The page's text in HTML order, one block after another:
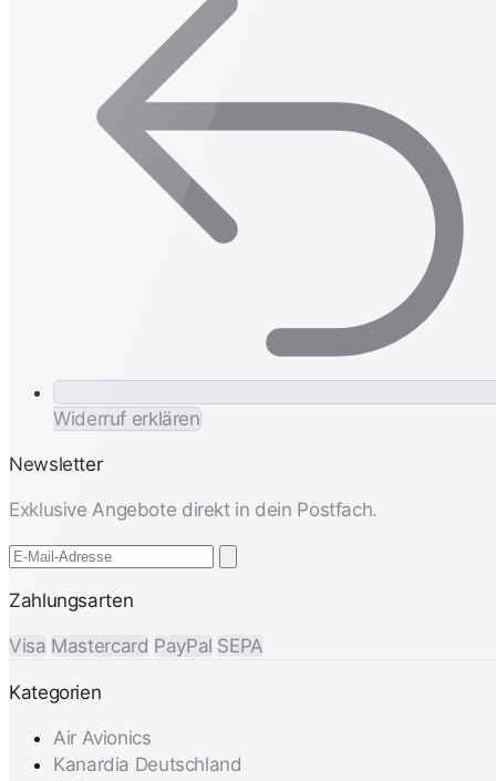
Widerruf erklären
Newsletter
Exklusive Angebote direkt in dein Postfach.
Zahlungsarten
Visa Mastercard PayPal SEPA
Kategorien
Air Avionics
Kanardia Deutschland